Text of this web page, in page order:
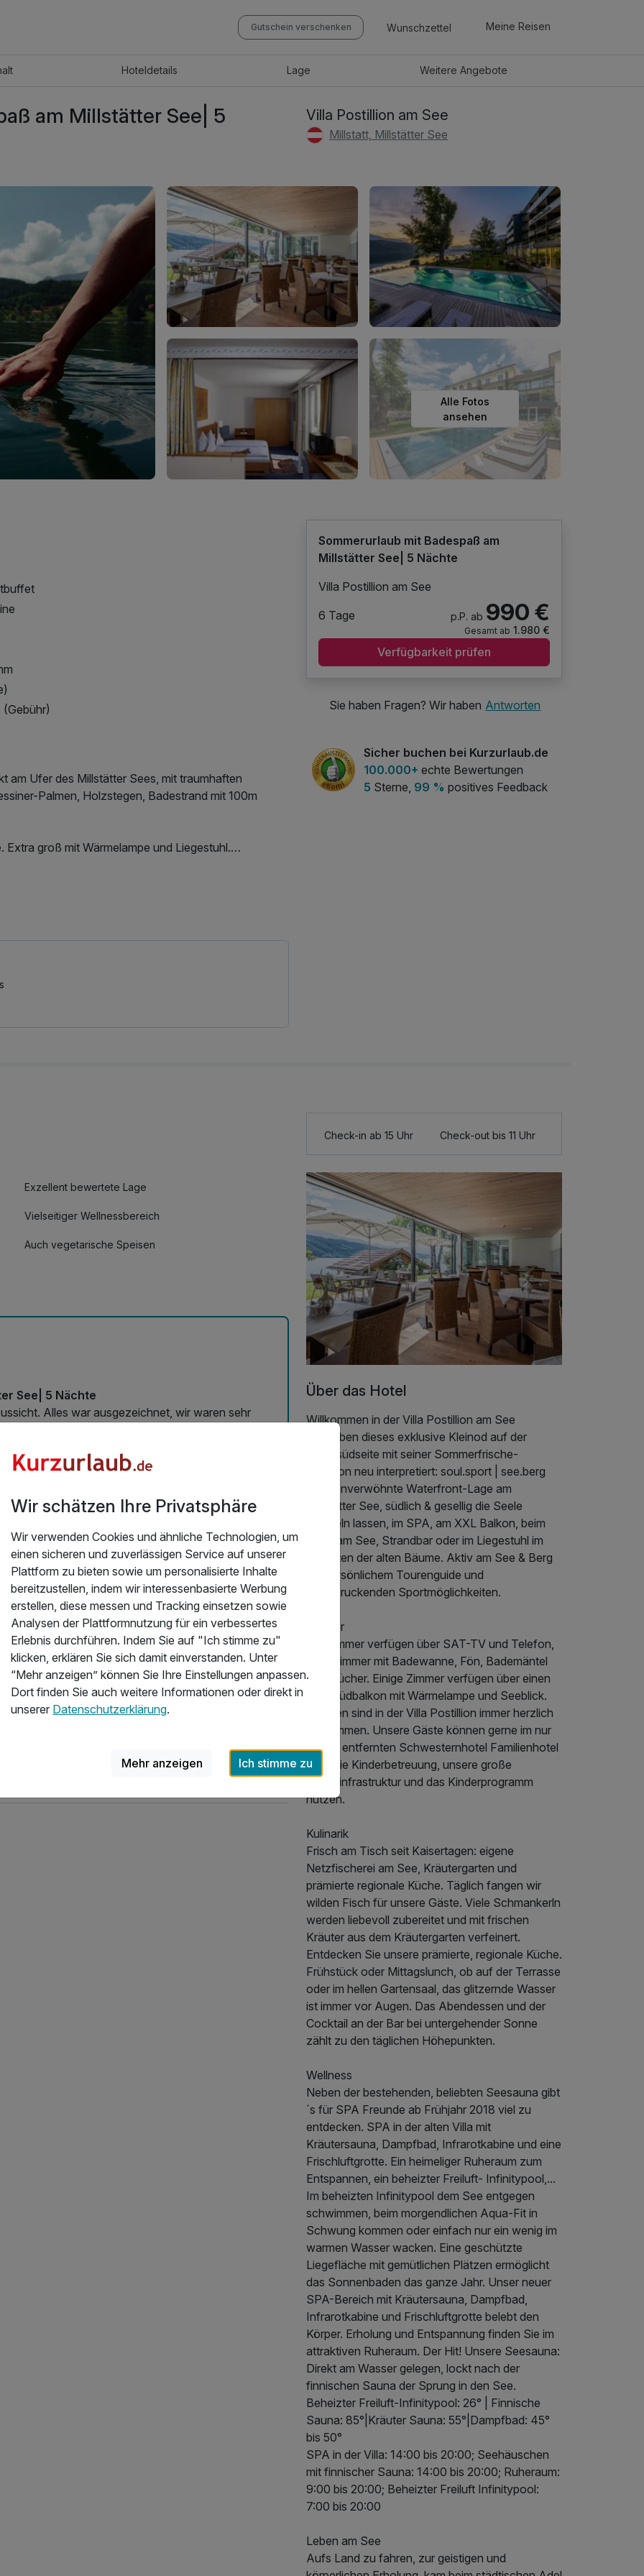
Gutschein verschenken Wunschzettel Meine Reisen
Hoteldetails Lage WeitereAngebote
am Millstätter See| 5
Villa Postillion am See
Millstatt, Millstätter See
Alle Fotos
ansehen
am Ufer des Millstätter Sees, mit traumhaften
Palmen, Holzstegen, Badestrand mit 100m
groß mit Wärmelampe und Liegestuhl.
Herbst und sogar im Winter.
des Fitnessbereichs, Nutzung des
Sommerurlaub mit Badespaß am
Millstätter See| 5 Nächte
Villa Postillion am See
6 Tage
p.P. ab 990 €
Gesamt ab 1.980 €
Verfügbarkeit prüfen
Sie haben Fragen? Wir haben Antworten
Sicher buchen bei Kurzurlaub.de
100.000+ echte Bewertungen
5 Sterne, 99 % positives Feedback
Exzellent bewertete Lage
Vielseitiger Wellnessbereich
Auch vegetarische Speisen
See| 5 Nächte
Alles war ausgezeichnet, wir waren sehr
Check-in ab 15 Uhr Check-out bis 11 Uhr
Über das Hotel
Willkommen in der Villa Postillion am See
Wir haben dieses exklusive Kleinod auf der
Alpensüdseite mit seiner Sommerfrische-
Tradition neu interpretiert: soul.sport | see.berg
Sonnenverwöhnte Waterfront-Lage am
Millstätter See, südlich & gesellig die Seele
baumeln lassen, im SPA, am XXL Balkon, beim
Yoga am See, Strandbar oder im Liegestuhl im
Schatten der alten Bäume. Aktiv am See & Berg
mit persönlichem Tourenguide und
beeindruckenden Sportmöglichkeiten.
Zimmer
Die Zimmer verfügen über SAT-TV und Telefon,
Badezimmer mit Badewanne, Fön, Bademäntel
und –tücher. Einige Zimmer verfügen über einen
XXL Südbalkon mit Wärmelampe und Seeblick.
Familien sind in der Villa Postillion immer herzlich
willkommen. Unsere Gäste können gerne im nur
500 m entfernten Schwesternhotel Familienhotel
Post die Kinderbetreuung, unsere große
Kinderinfrastruktur und das Kinderprogramm
nutzen.
Kulinarik
Frisch am Tisch seit Kaisertagen: eigene
Netzfischerei am See, Kräutergarten und
prämierte regionale Küche. Täglich fangen wir
wilden Fisch für unsere Gäste. Viele Schmankerln
werden liebevoll zubereitet und mit frischen
Kräuter aus dem Kräutergarten verfeinert.
Entdecken Sie unsere prämierte, regionale Küche.
Frühstück oder Mittagslunch, ob auf der Terrasse
oder im hellen Gartensaal, das glitzernde Wasser
ist immer vor Augen. Das Abendessen und der
Cocktail an der Bar bei untergehender Sonne
zählt zu den täglichen Höhepunkten.
Wellness
Neben der bestehenden, beliebten Seesauna gibt
´s für SPA Freunde ab Frühjahr 2018 viel zu
entdecken. SPA in der alten Villa mit
Kräutersauna, Dampfbad, Infrarotkabine und eine
Frischluftgrotte. Ein heimeliger Ruheraum zum
Entspannen, ein beheizter Freiluft- Infinitypool,...
Im beheizten Infinitypool dem See entgegen
schwimmen, beim morgendlichen Aqua-Fit in
Schwung kommen oder einfach nur ein wenig im
warmen Wasser wacken. Eine geschützte
Liegefläche mit gemütlichen Plätzen ermöglicht
das Sonnenbaden das ganze Jahr. Unser neuer
SPA-Bereich mit Kräutersauna, Dampfbad,
Infrarotkabine und Frischluftgrotte belebt den
Körper. Erholung und Entspannung finden Sie im
attraktiven Ruheraum. Der Hit! Unsere Seesauna:
Direkt am Wasser gelegen, lockt nach der
finnischen Sauna der Sprung in den See.
Beheizter Freiluft-Infinitypool: 26° | Finnische
Sauna: 85°|Kräuter Sauna: 55°|Dampfbad: 45°
bis 50°
SPA in der Villa: 14:00 bis 20:00; Seehäuschen
mit finnischer Sauna: 14:00 bis 20:00; Ruheraum:
9:00 bis 20:00; Beheizter Freiluft Infinitypool:
7:00 bis 20:00
Leben am See
Aufs Land zu fahren, zur geistigen und
Wir schätzen Ihre Privatsphäre
Wir verwenden Cookies und ähnliche Technologien, um
einen sicheren und zuverlässigen Service auf unserer
Plattform zu bieten sowie um personalisierte Inhalte
bereitzustellen, indem wir interessenbasierte Werbung
erstellen, diese messen und Tracking einsetzen sowie
Analysen der Plattformnutzung für ein verbessertes
Erlebnis durchführen. Indem Sie auf "Ich stimme zu"
klicken, erklären Sie sich damit einverstanden. Unter
“Mehr anzeigen” können Sie Ihre Einstellungen anpassen.
Dort finden Sie auch weitere Informationen oder direkt in
unserer Datenschutzerklärung.
Mehr anzeigen Ich stimme zu